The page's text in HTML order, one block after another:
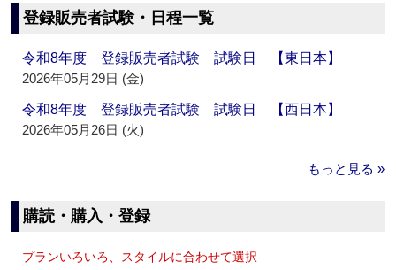
登録販売者試験・日程一覧
令和8年度 登録販売者試験 試験日 【東日本】
2026年05月29日 (金)
令和8年度 登録販売者試験 試験日 【西日本】
2026年05月26日 (火)
もっと見る »
購読・購入・登録
プランいろいろ、スタイルに合わせて選択